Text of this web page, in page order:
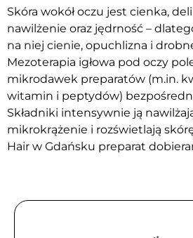
Skóra wokół oczu jest cienka,
nawilżenie oraz jędrność –
na niej cienie, opuchlizna i
Mezoterapia igłowa pod oczy
mikrodawek preparatów (m.in.
witamin i peptydów)
Składniki intensywnie ją
mikrokrążenie i rozświetlają
Hair w Gdańsku preparat